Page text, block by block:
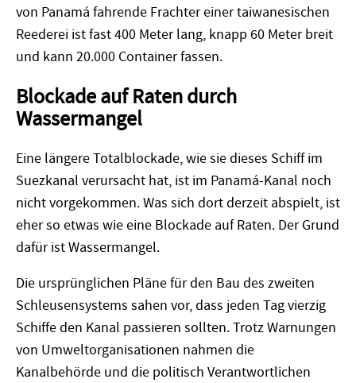
von Panamá fahrende Frachter einer taiwanesischen
Reederei ist fast 400 Meter lang, knapp 60 Meter breit
und kann 20.000 Container fassen.
Blockade auf Raten durch
Wassermangel
Eine längere Totalblockade, wie sie dieses Schiff im
Suezkanal verursacht hat, ist im Panamá-Kanal noch
nicht vorgekommen. Was sich dort derzeit abspielt, ist
eher so etwas wie eine Blockade auf Raten. Der Grund
dafür ist Wassermangel.
Die ursprünglichen Pläne für den Bau des zweiten
Schleusensystems sahen vor, dass jeden Tag vierzig
Schiffe den Kanal passieren sollten. Trotz Warnungen
von Umweltorganisationen nahmen die
Kanalbehörde und die politisch Verantwortlichen